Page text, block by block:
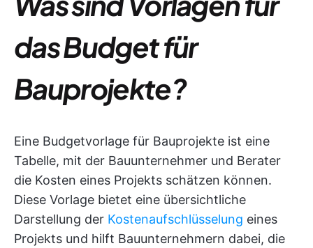
das Budget für
Bauprojekte?
Eine Budgetvorlage für Bauprojekte ist eine
Tabelle, mit der Bauunternehmer und Berater
die Kosten eines Projekts schätzen können.
Diese Vorlage bietet eine übersichtliche
Darstellung der Kostenaufschlüsselung eines
Projekts und hilft Bauunternehmern dabei, die